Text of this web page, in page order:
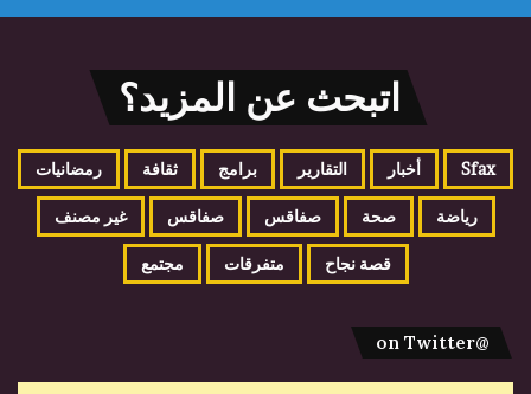
اتبحث عن المزيد؟
Sfax أخبار التقارير برامج ثقافة رمضانيات
رياضة صحة صفاقس صفاقس غير مصنف
قصة نجاح متفرقات مجتمع
@on Twitter